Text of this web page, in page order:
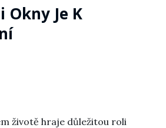
Okny Je K
životě hraje důležitou roli